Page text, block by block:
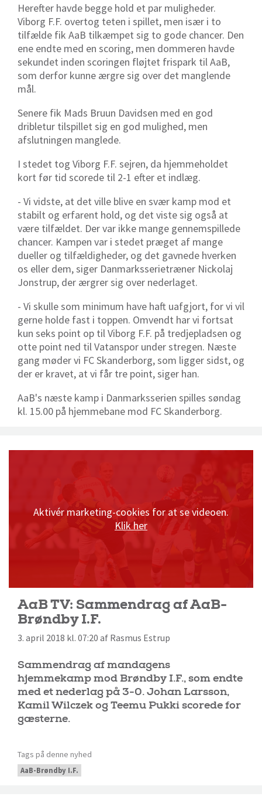
Herefter havde begge hold et par muligheder.
Viborg F.F. overtog teten i spillet, men især i to
tilfælde fik AaB tilkæmpet sig to gode chancer. Den
ene endte med en scoring, men dommeren havde
sekundet inden scoringen fløjtet frispark til AaB,
som derfor kunne ærgre sig over det manglende
mål.
Senere fik Mads Bruun Davidsen med en god
dribletur tilspillet sig en god mulighed, men
afslutningen manglede.
I stedet tog Viborg F.F. sejren, da hjemmeholdet
kort før tid scorede til 2-1 efter et indlæg.
- Vi vidste, at det ville blive en svær kamp mod et
stabilt og erfarent hold, og det viste sig også at
være tilfældet. Der var ikke mange gennemspillede
chancer. Kampen var i stedet præget af mange
dueller og tilfældigheder, og det gavnede hverken
os eller dem, siger Danmarksserietræner Nickolaj
Jonstrup, der ærgrer sig over nederlaget.
- Vi skulle som minimum have haft uafgjort, for vi vil
gerne holde fast i toppen. Omvendt har vi fortsat
kun seks point op til Viborg F.F. på tredjepladsen og
otte point ned til Vatanspor under stregen. Næste
gang møder vi FC Skanderborg, som ligger sidst, og
der er kravet, at vi får tre point, siger han.
AaB's næste kamp i Danmarksserien spilles søndag
kl. 15.00 på hjemmebane mod FC Skanderborg.
Aktivér marketing-cookies for at se videoen.
Klik her
AaB TV: Sammendrag af AaB-
Brøndby I.F.
3. april 2018 kl. 07:20 af Rasmus Estrup
Sammendrag af mandagens
hjemmekamp mod Brøndby I.F., som endte
med et nederlag på 3-0. Johan Larsson,
Kamil Wilczek og Teemu Pukki scorede for
gæsterne.
Tags på denne nyhed
AaB-Brøndby I.F.